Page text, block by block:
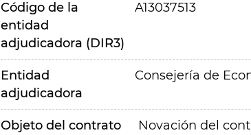
Código de la
entidad
adjudicadora (DIR3)
A13037513
Entidad
adjudicadora
Consejería de
Objeto del contrato
Novación del